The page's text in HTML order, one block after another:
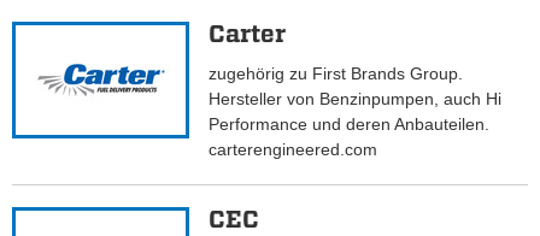
Carter
zugehörig zu First Brands Group.
Hersteller von Benzinpumpen, auch Hi
Performance und deren Anbauteilen.
carterengineered.com
CEC